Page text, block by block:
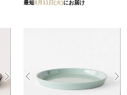
最短8月11日(火)にお届け